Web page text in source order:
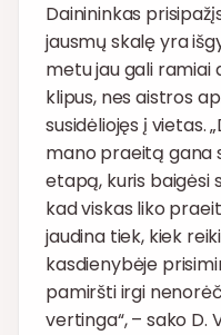
Dainininkas
jausmų skalę yra
metu jau gali
klipus, nes aistros
susidėliojęs į vietas.
mano praeitą gana
etapą, kuris baigėsi
kad viskas liko
jaudina tiek, kiek
kasdienybėje
pamiršti irgi
vertinga“, – sako D.